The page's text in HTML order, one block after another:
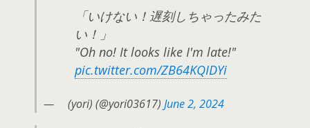
「いけない！遅刻しちゃったみた
い！」
"Oh no! It looks like I'm late!"
pic.twitter.com/ZB64KQIDYi
— ゟ(yori) (@yori03617) June 2, 2024